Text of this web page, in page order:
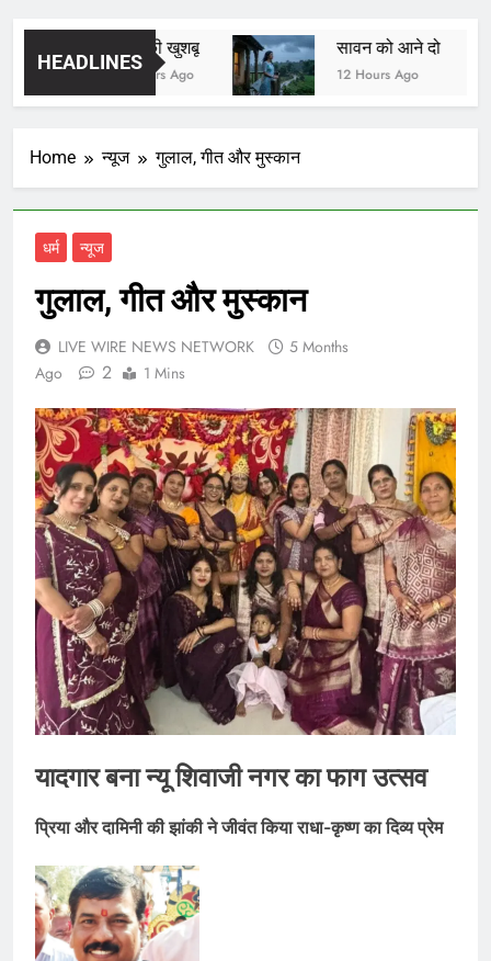
HEADLINES
यादों की खुशबू
11 Hours Ago
सावन को आने दो
12 Hours Ago
Home न्यूज गुलाल, गीत और मुस्कान
धर्म न्यूज
गुलाल, गीत और मुस्कान
LIVE WIRE NEWS NETWORK
5 Months
Ago
2 1 Mins
यादगार बना न्यू शिवाजी नगर का फाग उत्सव
प्रिया और दामिनी की झांकी ने जीवंत किया राधा-कृष्ण का दिव्य प्रेम